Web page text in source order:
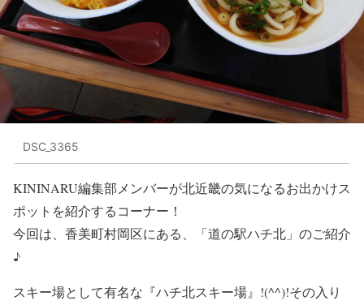
DSC_3365
KININARU編集部メンバーが北近畿の気になるお出かけス
ポットを紹介するコーナー！
今回は、香美町村岡区にある、
「道の駅ハチ北」 のご紹介
♪
スキー場として有名な『ハチ北スキー場』!(^^)!その入り